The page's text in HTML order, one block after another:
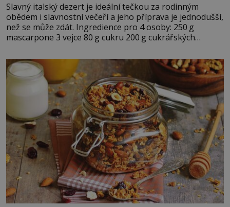
Slavný italský dezert je ideální tečkou za rodinným
obědem i slavnostní večeří a jeho příprava je jednodušší,
než se může zdát. Ingredience pro 4 osoby: 250 g
mascarpone 3 vejce 80 g cukru 200 g cukrářských
posypání Postup: Oddělte žloutky od bílků. Žloutky
vyšlehejte s cukrem do světlé pěny a postupně do nich
vmíchejte mascarpone, aby vznikl hladký